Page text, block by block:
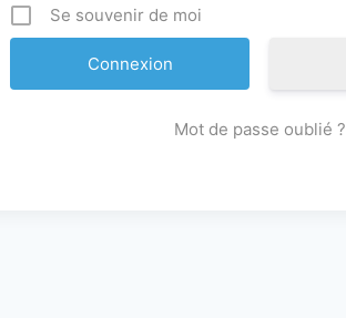
Se souvenir de moi
Mot de passe oublié ?